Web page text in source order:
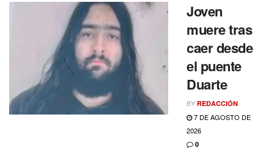
Joven
muere tras
caer desde
el puente
Duarte
BY REDACCIÓN
7 DE AGOSTO DE
2026
0